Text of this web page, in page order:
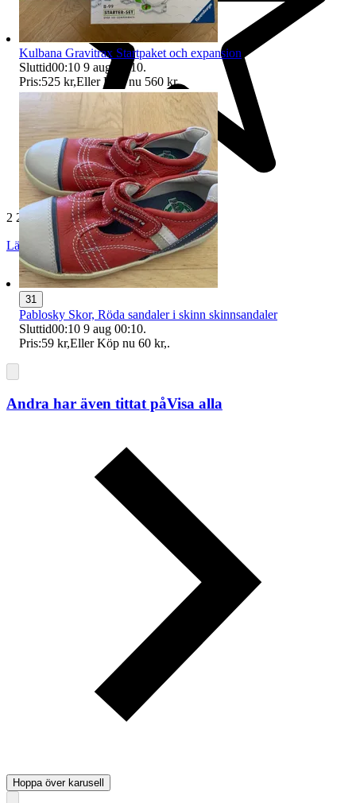
2 240 omdömen
Läs omdömen Följ
Kulbana Gravitrax Startpaket och expansion
Sluttid00:10 9 aug 00:10.
Pris:525 kr,Eller Köp nu 560 kr,.
31
Pablosky Skor, Röda sandaler i skinn skinnsandaler
Sluttid00:10 9 aug 00:10.
Pris:59 kr,Eller Köp nu 60 kr,.
Andra har även tittat påVisa alla
Hoppa över karusell